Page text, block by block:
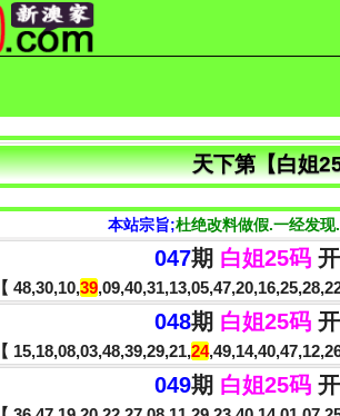
天下第【白姐
本站宗旨;杜绝改料做假.一经发
047期 白姐25码开
【 48,30,10,39
048期 白姐25码开
【 15,18,08,03,48,39,29,21,24
049期 白姐25码开